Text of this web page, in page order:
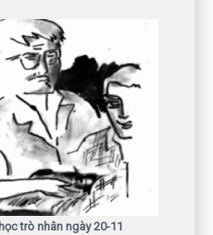
trò nhân ngày 20-11